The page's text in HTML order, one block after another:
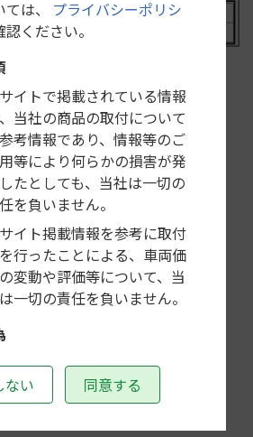
意事項をご確認ください
は、
プライバシーポリシ
認ください。
イトで掲載されている情報
当社の商品の取付について
考情報であり、情報等のご
等により何らかの損害が発
たとしても、当社は一切の
を負いません。
イト掲載情報を参考に取付
行ったことによる、車両価
変動や評価等について、当
一切の責任を負いません。
本サイトのご利用にあた
行為をしてはいけません。
ない 同意する